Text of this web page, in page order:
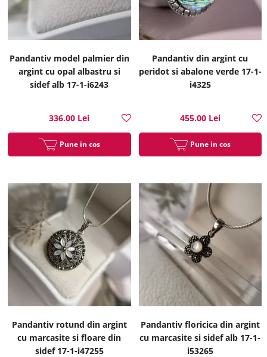
Pandantiv model palmier din
argint cu opal albastru si
sidef alb 17-1-i6243
336.00 Lei
Pune in cos
Pandantiv din argint cu
peridot si abalone verde 17-1-
i4325
455.00 Lei
Pune in cos
Pandantiv rotund din argint
cu marcasite si floare din
sidef 17-1-i47255
Pandantiv floricica din argint
cu marcasite si sidef alb 17-1-
i53265